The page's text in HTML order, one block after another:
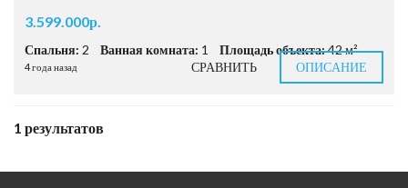
3.599.000р.
Спальня: 2 Ванная комната: 1 Площадь объекта:42 м²
4 года назад СРАВНИТЬ ОПИСАНИЕ
1 результатов